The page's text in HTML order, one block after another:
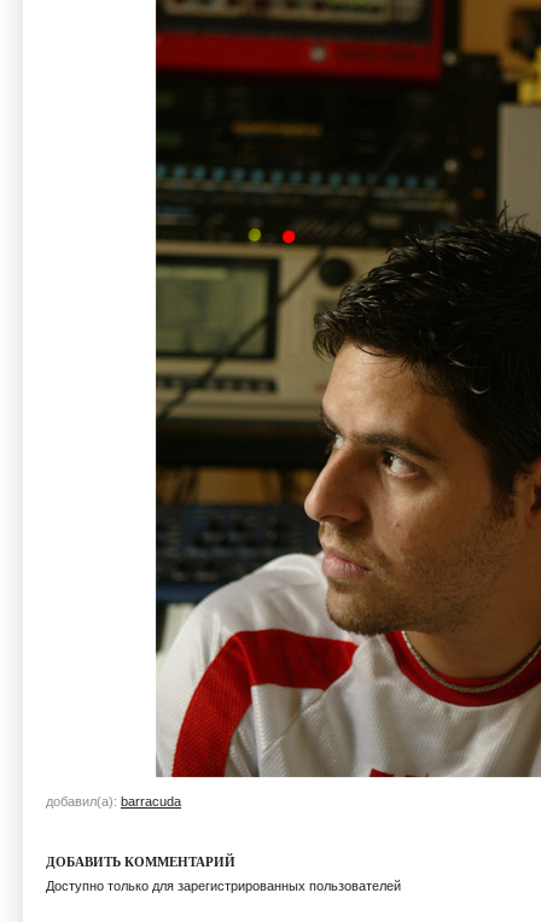
добавил(а): barracuda
ДОБАВИТЬ КОММЕНТАРИЙ
Доступно только для зарегистрированных пользователей